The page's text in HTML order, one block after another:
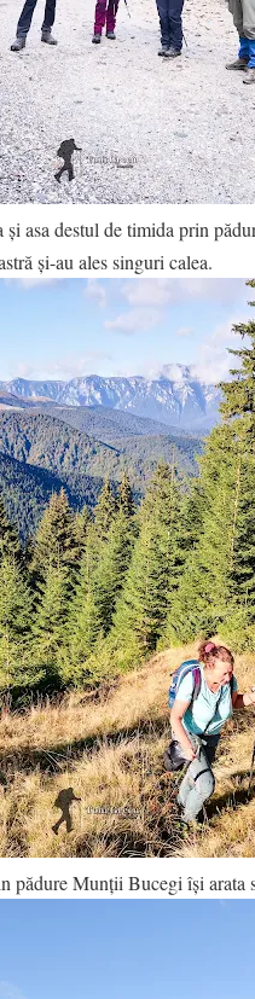
asa destul de timida prin
și-au ales singuri calea.
pădure Munții Bucegi își arata